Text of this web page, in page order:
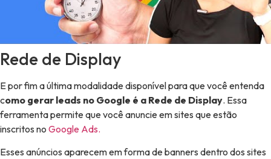
Rede de Display
E por fim a última modalidade disponível para que você entenda
como gerar leads no Google é a Rede de Display. Essa
ferramenta permite que você anuncie em sites que estão
inscritos no Google Ads.
Esses anúncios aparecem em forma de banners dentro dos sites